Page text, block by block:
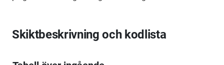
Skiktbeskrivning och kodlista